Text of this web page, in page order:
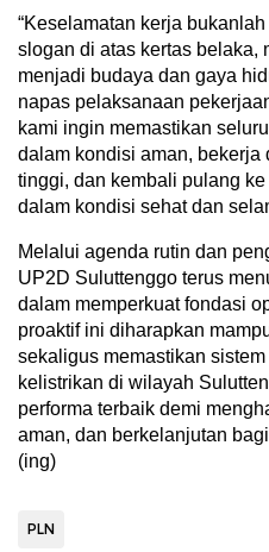
“Keselamatan kerja
slogan di atas kertas belaka,
menjadi budaya dan gaya
napas pelaksanaan
kami ingin memastikan
dalam kondisi aman, bekerja
tinggi, dan kembali pulang
dalam kondisi sehat dan
Melalui agenda rutin dan
UP2D Suluttenggo terus
dalam memperkuat fondasi
proaktif ini diharapkan
sekaligus memastikan
kelistrikan di wilayah
performa terbaik demi
aman, dan berkelanjutan
(ing)
PLN